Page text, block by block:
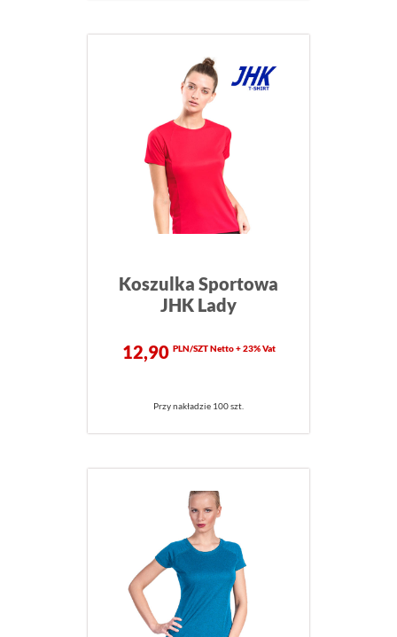
Koszulka Sportowa
JHK Lady
12,90 PLN/SZT Netto + 23% Vat
Przy nakładzie 100 szt.